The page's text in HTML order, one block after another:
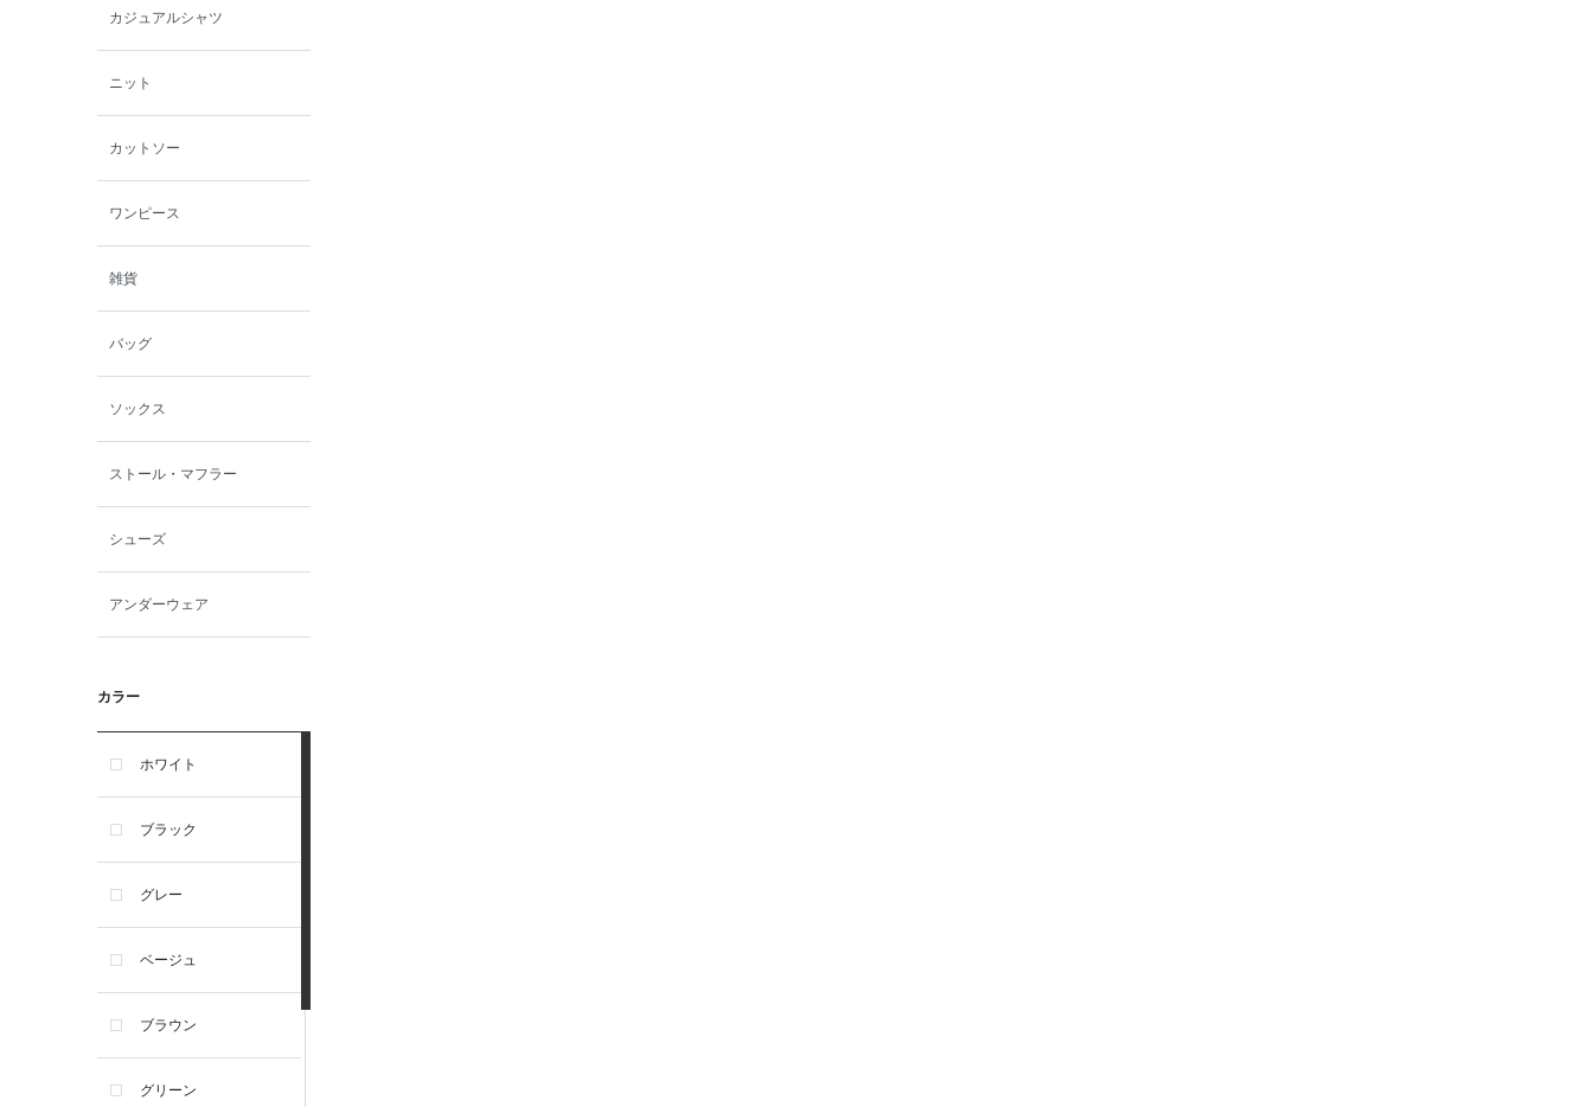
カジュアルシャツ
ニット
カットソー
ワンピース
雑貨
バッグ
ソックス
ストール・マフラー
シューズ
アンダーウェア
カラー
ホワイト
ブラック
グレー
ベージュ
ブラウン
グリーン